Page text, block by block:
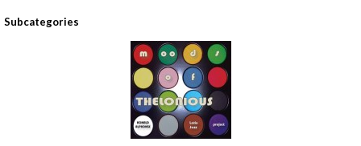
Subcategories